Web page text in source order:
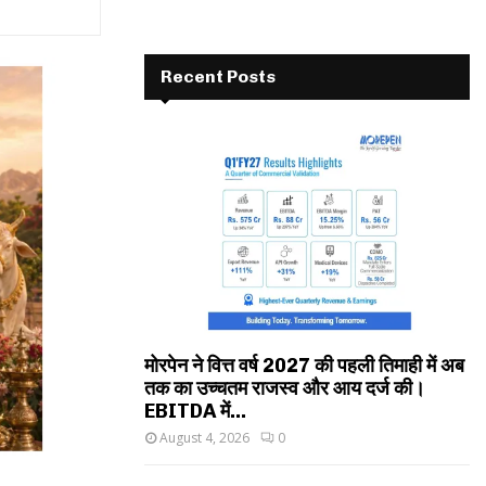
Recent Posts
मोरपेन ने वित्त वर्ष 2027 की पहली तिमाही में अब
तक का उच्चतम राजस्व और आय दर्ज की।
EBITDA में...
August 4, 2026 0